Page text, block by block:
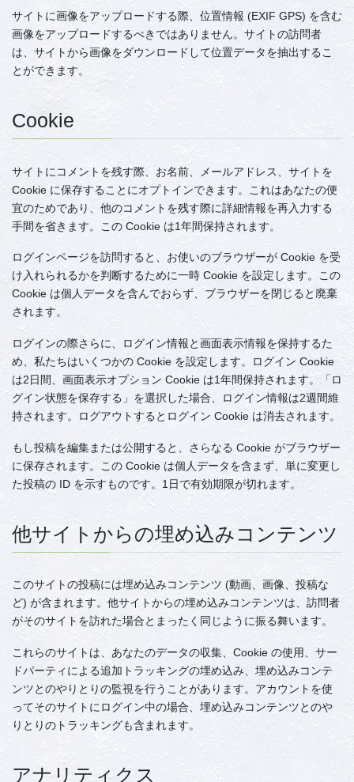
サイトに画像をアップロードする際、位置情報 (EXIF GPS) を含む
画像をアップロードするべきではありません。サイトの訪問者
は、サイトから画像をダウンロードして位置データを抽出するこ
とができます。
Cookie
サイトにコメントを残す際、お名前、メールアドレス、サイトを
Cookie に保存することにオプトインできます。これはあなたの便
宜のためであり、他のコメントを残す際に詳細情報を再入力する
手間を省きます。この Cookie は1年間保持されます。
ログインページを訪問すると、お使いのブラウザーが Cookie を受
け入れられるかを判断するために一時 Cookie を設定します。この
Cookie は個人データを含んでおらず、ブラウザーを閉じると廃棄
されます。
ログインの際さらに、ログイン情報と画面表示情報を保持するた
め、私たちはいくつかの Cookie を設定します。ログイン Cookie
は2日間、画面表示オプション Cookie は1年間保持されます。「ロ
グイン状態を保存する」を選択した場合、ログイン情報は2週間維
持されます。ログアウトするとログイン Cookie は消去されます。
もし投稿を編集または公開すると、さらなる Cookie がブラウザー
に保存されます。この Cookie は個人データを含まず、単に変更し
た投稿の ID を示すものです。1日で有効期限が切れます。
他サイトからの埋め込みコンテンツ
このサイトの投稿には埋め込みコンテンツ (動画、画像、投稿な
ど) が含まれます。他サイトからの埋め込みコンテンツは、訪問者
がそのサイトを訪れた場合とまったく同じように振る舞います。
これらのサイトは、あなたのデータの収集、Cookie の使用、サー
ドパーティによる追加トラッキングの埋め込み、埋め込みコンテ
ンツとのやりとりの監視を行うことがあります。アカウントを使
ってそのサイトにログイン中の場合、埋め込みコンテンツとのや
りとりのトラッキングも含まれます。
アナリティクス